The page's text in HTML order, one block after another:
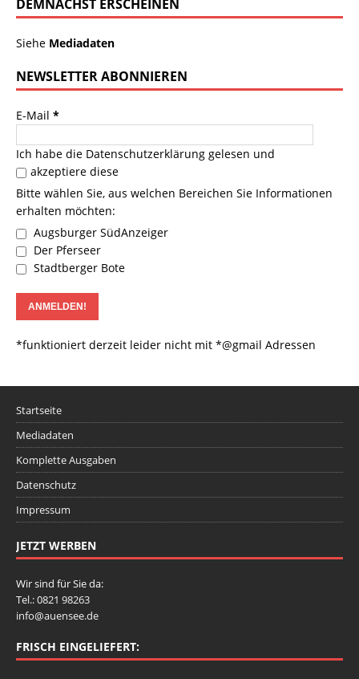
DEMNÄCHST ERSCHEINEN
Siehe Mediadaten
NEWSLETTER ABONNIEREN
E-Mail *
Ich habe die Datenschutzerklärung gelesen und
akzeptiere diese
Bitte wählen Sie, aus welchen Bereichen Sie Informationen
erhalten möchten:
Augsburger SüdAnzeiger
Der Pferseer
Stadtberger Bote
*funktioniert derzeit leider nicht mit *@gmail Adressen
Startseite
Mediadaten
Komplette Ausgaben
Datenschutz
Impressum
JETZT WERBEN
Wir sind für Sie da:
Tel.: 0821 98263
info@auensee.de
FRISCH EINGELIEFERT: